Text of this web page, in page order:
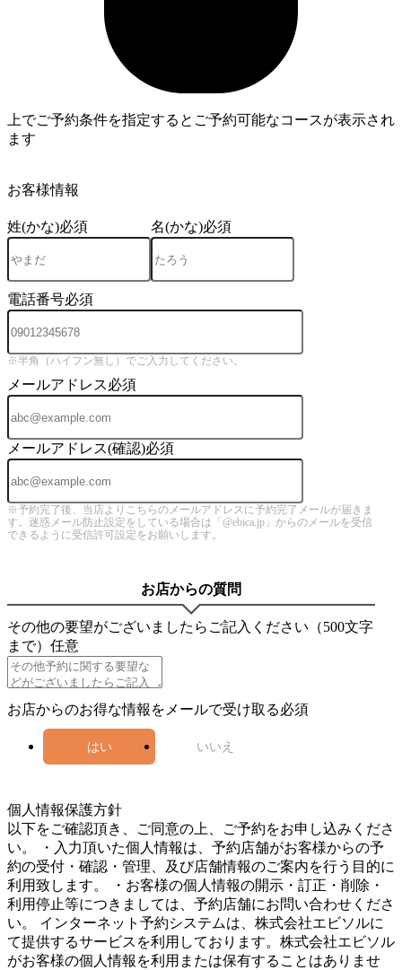
上でご予約条件を指定するとご予約可能なコースが表示され
ます
お客様情報
姓(かな)必須 名(かな)必須
電話番号必須
※半角（ハイフン無し）でご入力してください。
メールアドレス必須
メールアドレス(確認)必須
※予約完了後、当店よりこちらのメールアドレスに予約完了メールが届きま
す。迷惑メール防止設定をしている場合は「@ebica.jp」からのメールを受信
できるように受信許可設定をお願いします。
お店からの質問
その他の要望がございましたらご記入ください（500文字
まで） 任意
お店からのお得な情報をメールで受け取る必須
はい いいえ
個人情報保護方針
以下をご確認頂き、ご同意の上、ご予約をお申し込みくださ
い。 ・入力頂いた個人情報は、予約店舗がお客様からの予
約の受付・確認・管理、及び店舗情報のご案内を行う目的に
利用致します。 ・お客様の個人情報の開示・訂正・削除・
利用停止等につきましては、予約店舗にお問い合わせくださ
い。 インターネット予約システムは、株式会社エビソルに
て提供するサービスを利用しております。株式会社エビソル
がお客様の個人情報を利用または保有することはありませ